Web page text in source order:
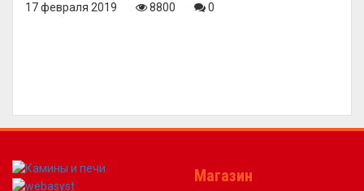
17 февраля 2019 8800 0
Магазин